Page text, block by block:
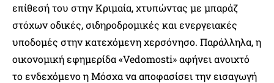
επίθεσή του στην Κριμαία, χτυπώντας με μπαράζ
στόχων οδικές, σιδηροδρομικές και ενεργειακές
υποδομές στην κατεχόμενη χερσόνησο. Παράλληλα, η
οικονομική εφημερίδα «Vedomosti» αφήνει ανοιχτό
το ενδεχόμενο η Μόσχα να αποφασίσει την εισαγωγή